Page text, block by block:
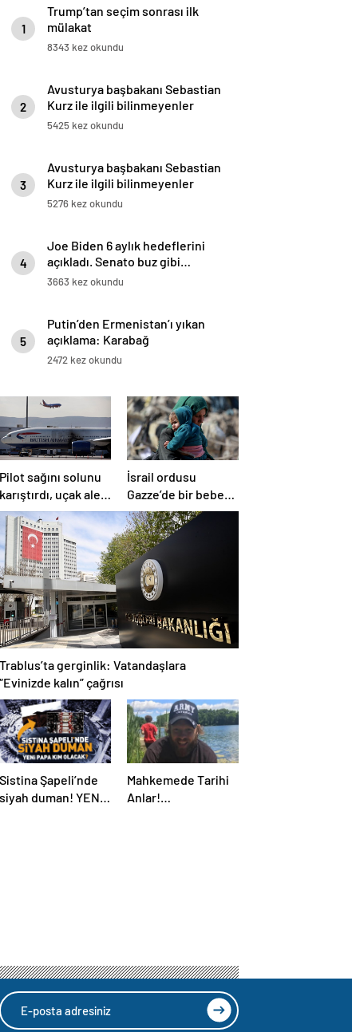
1
Trump’tan seçim sonrası ilk
mülakat
8343 kez okundu
2
Avusturya başbakanı Sebastian
Kurz ile ilgili bilinmeyenler
5425 kez okundu
3
Avusturya başbakanı Sebastian
Kurz ile ilgili bilinmeyenler
5276 kez okundu
4
Joe Biden 6 aylık hedeflerini
açıkladı. Senato buz gibi…
3663 kez okundu
5
Putin’den Ermenistan’ı yıkan
açıklama: Karabağ
Azerbaycan’ın ayrılmaz bir
2472 kez okundu
Pilot sağını solunu
karıştırdı, uçak alev
aldı
İsrail ordusu
Gazze’de bir bebek
daha öldürdü
Trablus’ta gerginlik: Vatandaşlara
“Evinizde kalın” çağrısı
Sistina Şapeli’nde
siyah duman! YENİ
Mahkemede Tarihi
Anlar!